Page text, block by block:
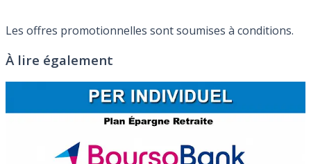
Les offres promotionnelles sont soumises à conditions.
À lire également